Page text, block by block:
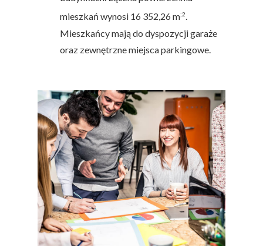
mieszkań wynosi 16 352,26 m;2.
Mieszkańcy mają do dyspozycji garaże
oraz zewnętrzne miejsca parkingowe.